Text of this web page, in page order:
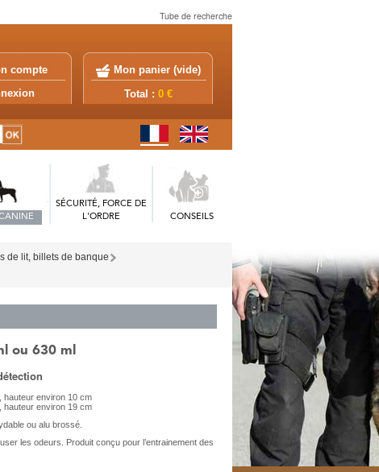
Tube de recherche
compte Mon panier (vide)
Total : 0 €
SÉCURITÉ, FORCE DE
L'ORDRE
CONSEILS
de lit, billets de banque
ou 630 ml
hauteur environ 10 cm
hauteur environ 19 cm
ou alu brossé.
les odeurs. Produit conçu pour l’entrainement des